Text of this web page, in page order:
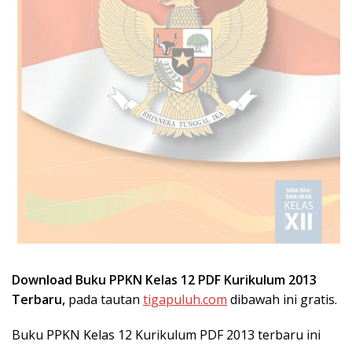
Download Buku PPKN Kelas 12 PDF Kurikulum 2013
Terbaru, pada tautan tigapuluh.com dibawah ini gratis.
Buku PPKN Kelas 12 Kurikulum PDF 2013 terbaru ini